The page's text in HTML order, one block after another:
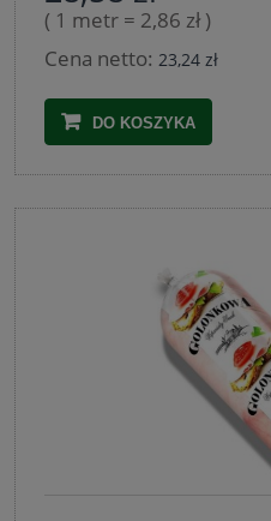
( 1 metr = 2,86 zł )
Cena netto: 23,24 zł
DO KOSZYKA